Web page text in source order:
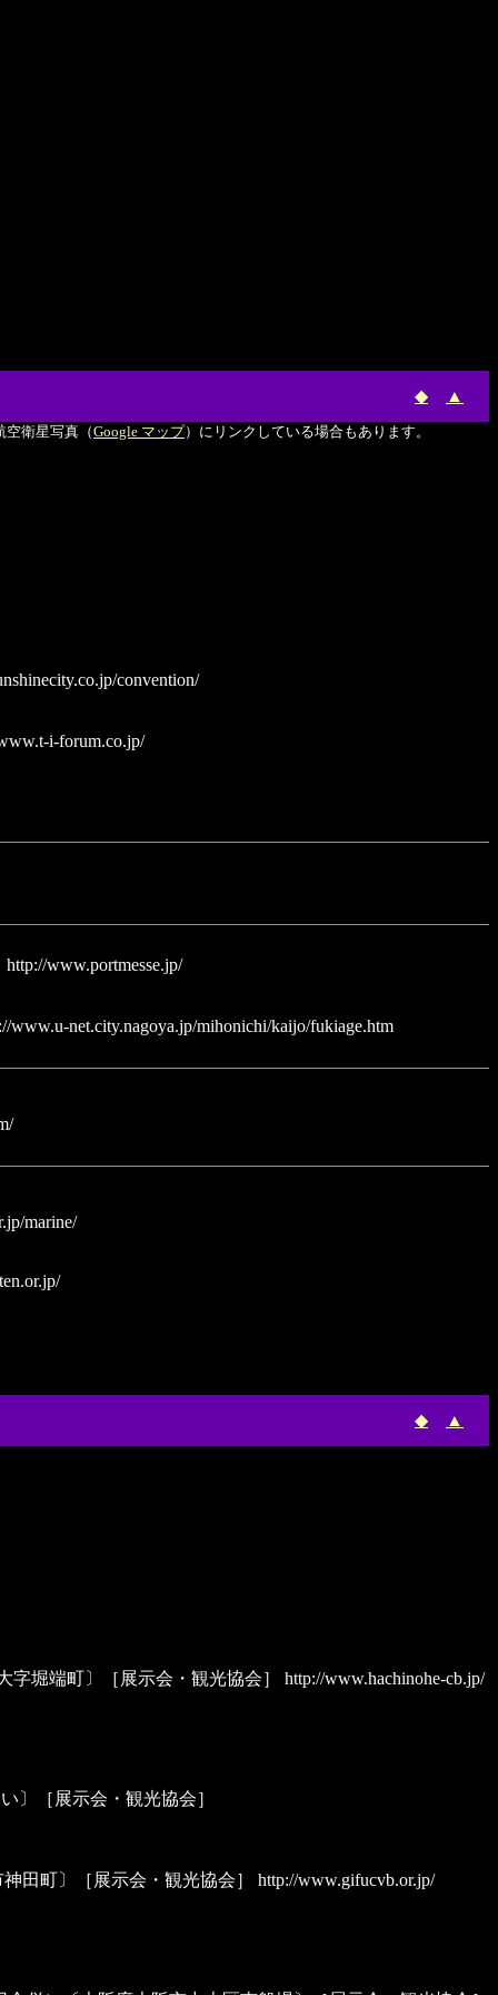
◆ ▲
空衛星写真（Google マップ）にリンクしている場合もあります。
convention/
i-forum.co.jp/
http://www.portmesse.jp/
www.u-net.city.nagoya.jp/mihonichi/kaijo/fukiage.htm
marine/
◆ ▲
堀端町〕［展示会・観光協会］ http://www.hachinohe-cb.jp/
〕［展示会・観光協会］
田町〕［展示会・観光協会］ http://www.gifucvb.or.jp/